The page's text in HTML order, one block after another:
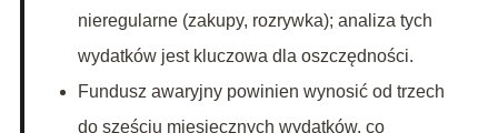
nieregularne (zakupy, rozrywka); analiza tych
wydatków jest kluczowa dla oszczędności.
Fundusz awaryjny powinien wynosić od trzech
do sześciu miesięcznych wydatków, co